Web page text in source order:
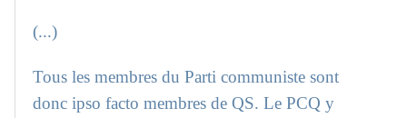
(...)
Tous les membres du Parti communiste sont
donc ipso facto membres de QS. Le PCQ y